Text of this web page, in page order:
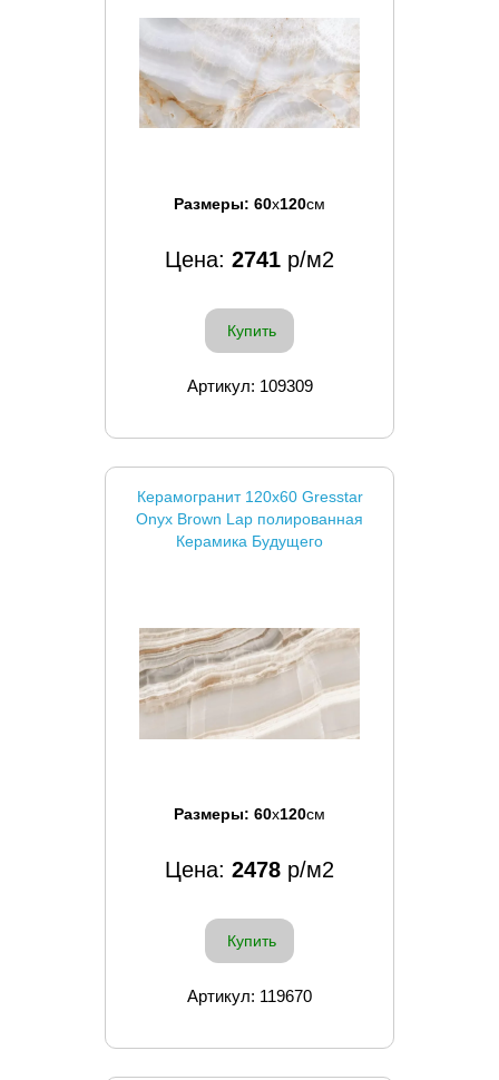
Размеры: 60x120см
Цена: 2741 р/м2
Купить
Артикул: 109309
Керамогранит 120x60 Gresstar
Onyx Brown Lap полированная
Керамика Будущего
Размеры: 60x120см
Цена: 2478 р/м2
Купить
Артикул: 119670